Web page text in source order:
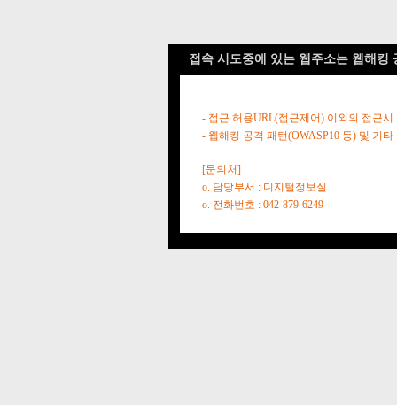
접속 시도중에 있는 웹주소는 웹해킹
- 접근 허용URL(접근제어) 이외의 접근시
- 웹해킹 공격 패턴(OWASP10 등) 및 기
[문의처]
o. 담당부서 : 디지털정보실
o. 전화번호 : 042-879-6249